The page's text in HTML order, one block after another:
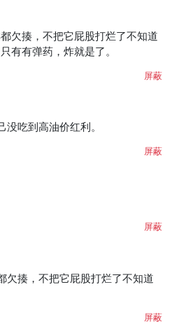
欠揍，不把它屁股打烂了不知道
有有弹药，炸就是了。
屏蔽
吃到高油价红利。
屏蔽
屏蔽
欠揍，不把它屁股打烂了不知道
屏蔽